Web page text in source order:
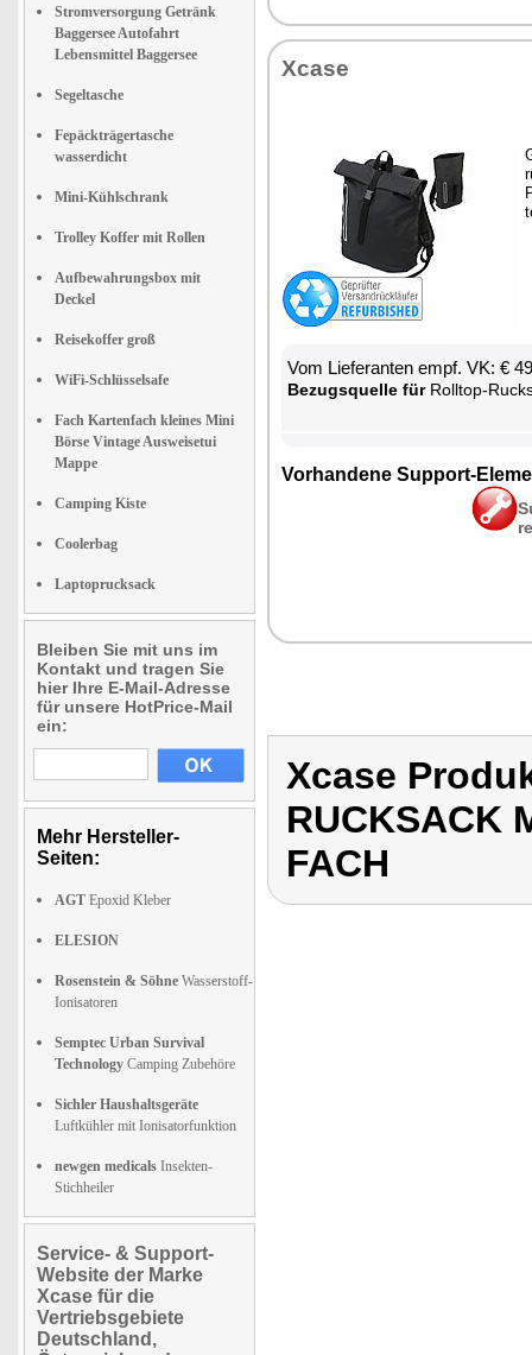
Stromversorgung Getränk
Baggersee Autofahrt
Lebensmittel Baggersee
Segeltasche
Fepäckträgertasche
wasserdicht
Mini-Kühlschrank
Trolley Koffer mit Rollen
Aufbewahrungsbox mit
Deckel
Reisekoffer groß
WiFi-Schlüsselsafe
Fach Kartenfach kleines Mini
Börse Vintage Ausweisetui
Mappe
Camping Kiste
Coolerbag
Laptoprucksack
Bleiben Sie mit uns im
Kontakt und tragen Sie
hier Ihre E-Mail-Adresse
für unsere HotPrice-Mail
ein:
Mehr Hersteller-
Seiten:
AGT Epoxid Kleber
ELESION
Rosenstein & Söhne Wasserstoff-
Ionisatoren
Semptec Urban Survival
Technology Camping Zubehöre
Sichler Haushaltsgeräte
Luftkühler mit Ionisatorfunktion
newgen medicals Insekten-
Stichheiler
Service- & Support-
Website der Marke
Xcase für die
Vertriebsgebiete
Deutschland,
Xca­se
Vom Lie­fe­ran­ten empf. VK: €
Be­zugs­quel­le fürRoll­top-
Vor­han­de­ne Sup­port-
Xcase
RUCKSACK
FACH